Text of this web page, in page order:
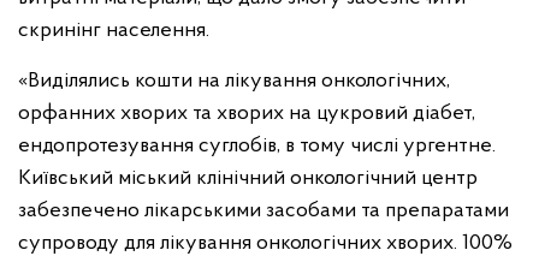
скринінг населення.
«Виділялись кошти на лікування онкологічних,
орфанних хворих та хворих на цукровий діабет,
ендопротезування суглобів, в тому числі ургентне.
Київський міський клінічний онкологічний центр
забезпечено лікарськими засобами та препаратами
супроводу для лікування онкологічних хворих. 100%